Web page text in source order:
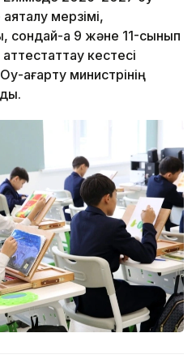
мерзімі,
сондай-ақ 9 және 11-сынып
кестесі
Оқу-ағарту министрінің